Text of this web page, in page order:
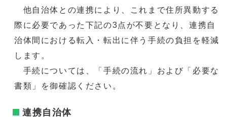
他自治体との連携により、これまで住所異動する
際に必要であった下記の3点が不要となり、連携自
治体間における転入・転出に伴う手続の負担を軽減
します。
手続については、「手続の流れ」および「必要な
書類」を御確認ください。
連携自治体